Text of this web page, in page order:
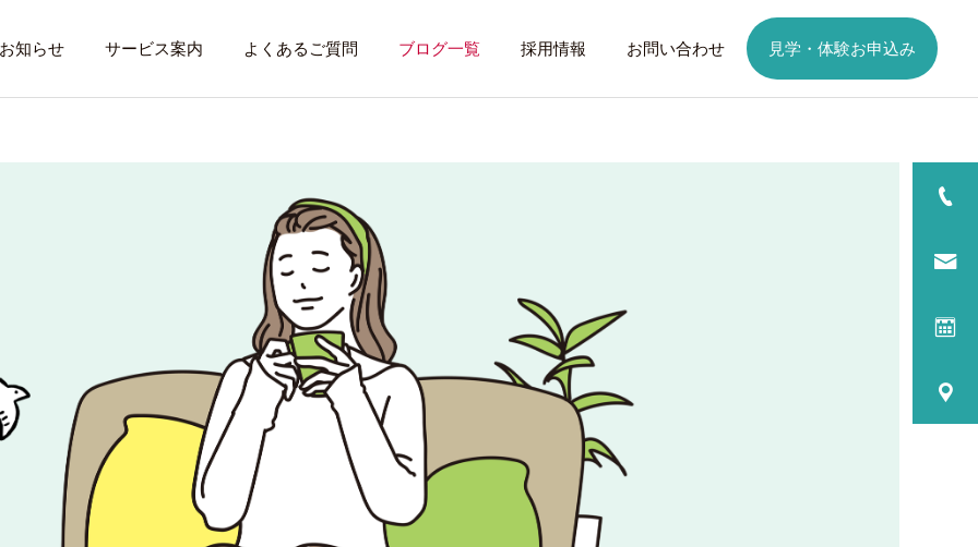
お知らせ サービス案内 よくあるご質問 ブログ一覧 採用情報 お問い合わせ 見学・体験お申込み
詳細を見る
利用者のある１日
就労先・実習先 見学・体験する
話したいこと
社会資源を味方に 歩くことは幸せに